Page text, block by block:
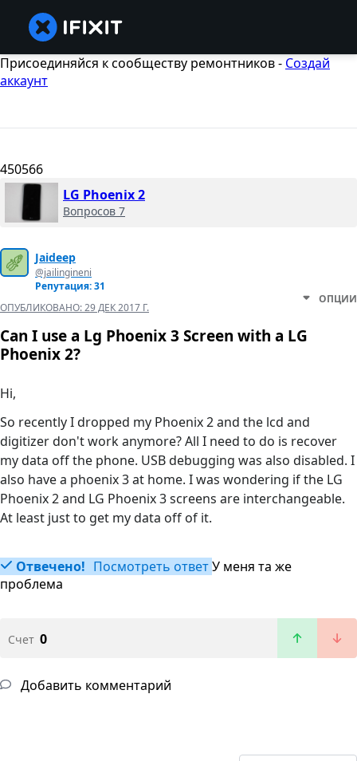
Присоединяйся к сообществу ремонтников - Создай
аккаунт
450566
LG Phoenix 2
Вопросов 7
Jaideep
@jailingineni
Репутация: 31
ОПУБЛИКОВАНО:29 ДЕК 2017 Г.
ОПЦИИ
Can I use a Lg Phoenix 3 Screen with a LG
Phoenix 2?
Hi,
So recently I dropped my Phoenix 2 and the lcd and
digitizer don't work anymore? All I need to do is recover
my data off the phone. USB debugging was also disabled. I
also have a phoenix 3 at home. I was wondering if the LG
Phoenix 2 and LG Phoenix 3 screens are interchangeable.
At least just to get my data off of it.
Отвечено! Посмотреть ответУ меня та же
проблема
Счет 0
Добавить комментарий